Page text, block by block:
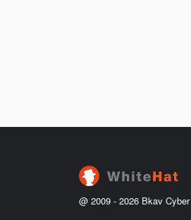
@ 2009 - 2026 Bkav